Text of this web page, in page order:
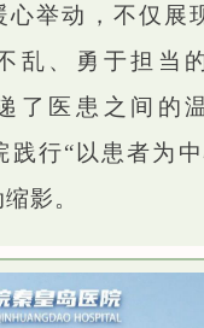
心举动，不仅展
乱、勇于担当
了医患之间的
践行“以患者为
影。